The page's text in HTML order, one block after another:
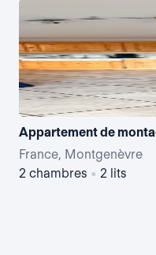
Appartement de
France, Montgenèvre
2 chambres • 2 lits